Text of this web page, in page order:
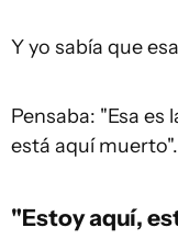
Y yo sabía que
Pensaba: "Esa
está aquí muerto".
"Estoy aquí,